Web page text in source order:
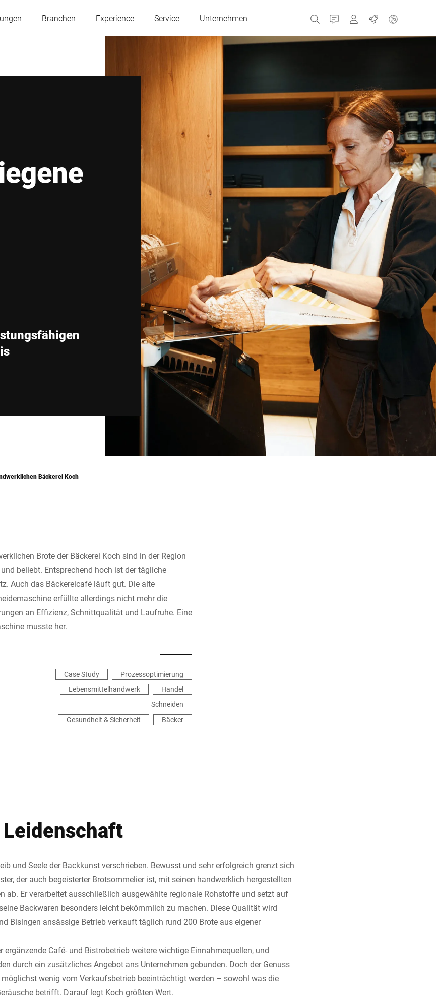
Branchen Experience Service Unternehmen Kontakt Portale Jobs
Belgien Tschechien
Griechenland
Niederlande
Russland
Slowakei
Türkei Ukraine
Bäckerei Koch
Brote der Bäckerei Koch sind in der Region
beliebt. Entsprechend hoch ist der tägliche
Auch das Bäckereicafé läuft gut. Die alte
erfüllte allerdings nicht mehr die
an Effizienz, Schnittqualität und Laufruhe. Eine
musste her.
Case Study
Prozessoptimierung
Lebensmittelhandwerk
Handel
Schneiden
Gesundheit & Sicherheit
Bäcker
und Seele der Backkunst verschrieben. Bewusst und sehr erfolgreich grenzt sich
der auch begeisterter Brotsommelier ist, mit seinen handwerklich hergestellten
ab. Er verarbeitet ausschließlich ausgewählte regionale Rohstoffe und setzt auf
Backwaren besonders leicht bekömmlich zu machen. Diese Qualität wird
Bisingen ansässige Betrieb verkauft täglich rund 200 Brote aus eigener
ergänzende Café- und Bistrobetrieb weitere wichtige Einnahmequellen, und
durch ein zusätzliches Angebot ans Unternehmen gebunden. Doch der Genuss
wenig vom Verkaufsbetrieb beeinträchtigt werden – sowohl was die
betrifft. Darauf legt Koch größten Wert.